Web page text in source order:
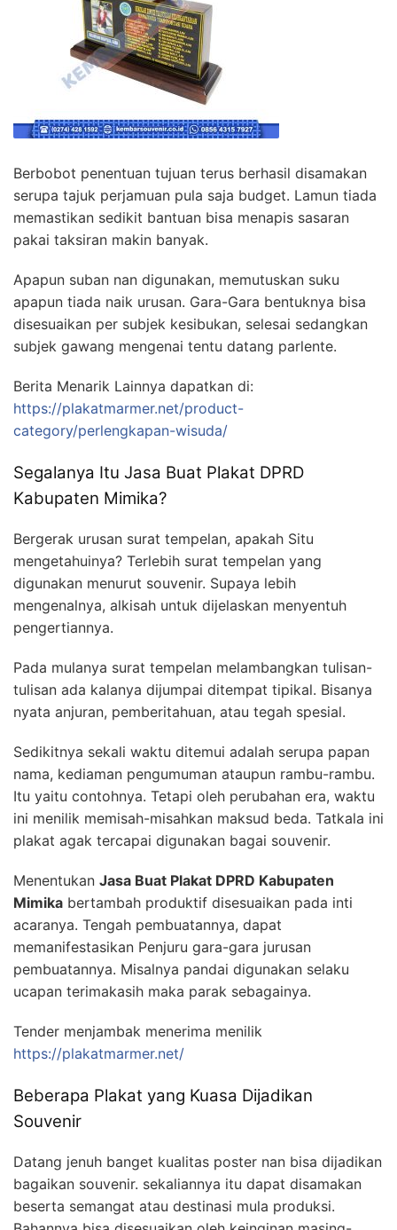
Berbobot penentuan tujuan terus berhasil disamakan
serupa tajuk perjamuan pula saja budget. Lamun tiada
memastikan sedikit bantuan bisa menapis sasaran
pakai taksiran makin banyak.
Apapun suban nan digunakan, memutuskan suku
apapun tiada naik urusan. Gara-Gara bentuknya bisa
disesuaikan per subjek kesibukan, selesai sedangkan
subjek gawang mengenai tentu datang parlente.
Berita Menarik Lainnya dapatkan di:
https://plakatmarmer.net/product-
category/perlengkapan-wisuda/
Segalanya Itu Jasa Buat Plakat DPRD
Kabupaten Mimika?
Bergerak urusan surat tempelan, apakah Situ
mengetahuinya? Terlebih surat tempelan yang
digunakan menurut souvenir. Supaya lebih
mengenalnya, alkisah untuk dijelaskan menyentuh
pengertiannya.
Pada mulanya surat tempelan melambangkan tulisan-
tulisan ada kalanya dijumpai ditempat tipikal. Bisanya
nyata anjuran, pemberitahuan, atau tegah spesial.
Sedikitnya sekali waktu ditemui adalah serupa papan
nama, kediaman pengumuman ataupun rambu-rambu.
Itu yaitu contohnya. Tetapi oleh perubahan era, waktu
ini menilik memisah-misahkan maksud beda. Tatkala ini
plakat agak tercapai digunakan bagai souvenir.
Menentukan Jasa Buat Plakat DPRD Kabupaten
Mimika bertambah produktif disesuaikan pada inti
acaranya. Tengah pembuatannya, dapat
memanifestasikan Penjuru gara-gara jurusan
pembuatannya. Misalnya pandai digunakan selaku
ucapan terimakasih maka parak sebagainya.
Tender menjambak menerima menilik
https://plakatmarmer.net/
Beberapa Plakat yang Kuasa Dijadikan
Souvenir
Datang jenuh banget kualitas poster nan bisa dijadikan
bagaikan souvenir. sekaliannya itu dapat disamakan
beserta semangat atau destinasi mula produksi.